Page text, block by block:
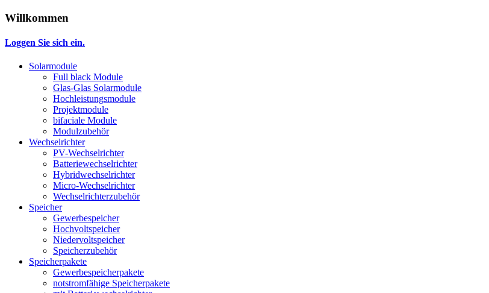
Willkommen
Loggen Sie sich ein.
Solarmodule
Full black Module
Glas-Glas Solarmodule
Hochleistungsmodule
Projektmodule
bifaciale Module
Modulzubehör
Wechselrichter
PV-Wechselrichter
Batteriewechselrichter
Hybridwechselrichter
Micro-Wechselrichter
Wechselrichterzubehör
Speicher
Gewerbespeicher
Hochvoltspeicher
Niedervoltspeicher
Speicherzubehör
Speicherpakete
Gewerbespeicherpakete
notstromfähige Speicherpakete